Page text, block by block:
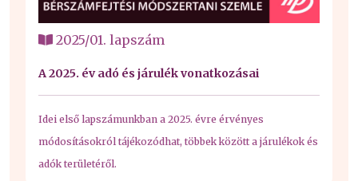
2025/01. lapszám
A 2025. év adó és járulék vonatkozásai
Idei első lapszámunkban a 2025. évre érvényes
módosításokról tájékozódhat, többek között a járulékok és
adók területéről.